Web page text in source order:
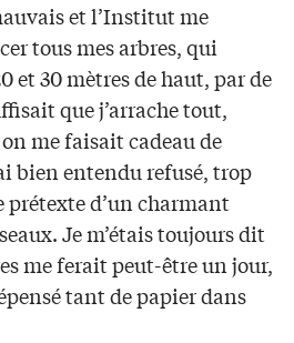
et l’Institut me
tous mes arbres, qui
et 30 mètres de haut, par de
que j’arrache tout,
me faisait cadeau de
bien entendu refusé, trop
prétexte d’un charmant
Je m’étais toujours dit
me ferait peut-être un jour,
tant de papier dans